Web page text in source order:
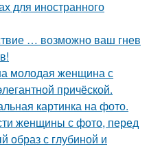
для иностранного
… возможно ваш гнев
молодая женщина с
причёской.
картинка на фото.
женщины с фото, перед
образ с глубиной и